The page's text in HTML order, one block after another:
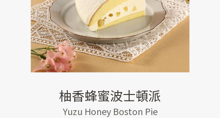
柚香蜂蜜波士頓派
Yuzu Honey Boston Pie